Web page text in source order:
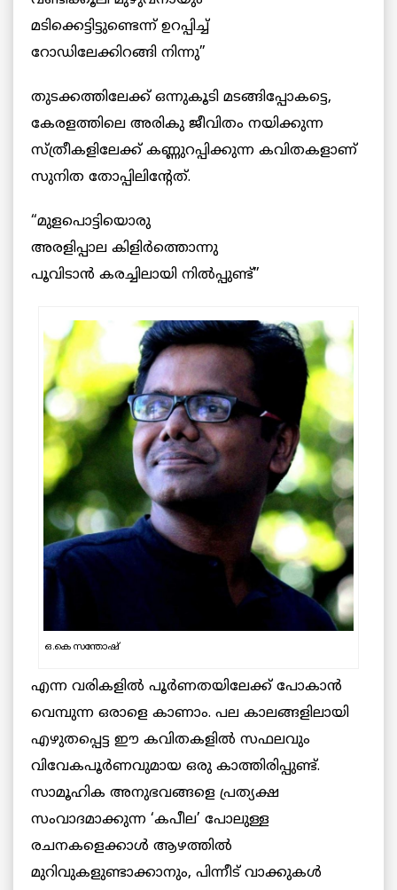
മടിക്കെട്ടിട്ടുണ്ടെന്ന് ഉറപ്പിച്ച്
റോഡിലേക്കിറങ്ങി നിന്നു”
തുടക്കത്തിലേക്ക് ഒന്നുകൂടി മടങ്ങിപ്പോകട്ടെ,
കേരളത്തിലെ അരികു ജീവിതം നയിക്കുന്ന
സ്ത്രീകളിലേക്ക് കണ്ണുറപ്പിക്കുന്ന കവിതകളാണ്
സുനിത തോപ്പിലിന്റേത്.
“മുളപൊട്ടിയൊരു
അരളിപ്പാല കിളിർത്തൊന്നു
പൂവിടാൻ കരച്ചിലായി നിൽപ്പുണ്ട്”
ഒ.കെ സന്തോഷ്
എന്ന വരികളിൽ പൂർണതയിലേക്ക് പോകാൻ
വെമ്പുന്ന ഒരാളെ കാണാം. പല കാലങ്ങളിലായി
എഴുതപ്പെട്ട ഈ കവിതകളിൽ സഫലവും
വിവേകപൂർണവുമായ ഒരു കാത്തിരിപ്പുണ്ട്.
സാമൂഹിക അനുഭവങ്ങളെ പ്രത്യക്ഷ
സംവാദമാക്കുന്ന ‘കപീല’ പോലുള്ള
രചനകളെക്കാൾ ആഴത്തിൽ
മുറിവുകളുണ്ടാക്കാനും, പിന്നീട് വാക്കുകൾ